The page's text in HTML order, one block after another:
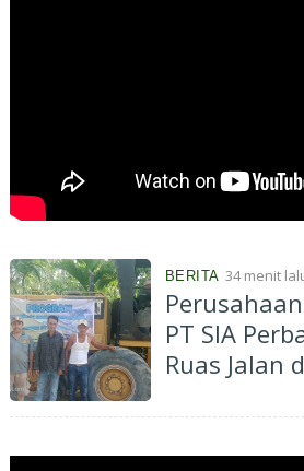
BERITA 34 menit
PT SIA
Ruas Jalan